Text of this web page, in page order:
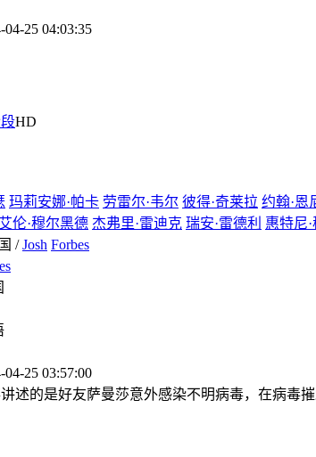
04-25 04:03:35
HD
玛莉安娜·帕卡 劳雷尔·韦尔 彼得·奇莱拉 约翰·恩
艾伦·穆尔黑德 杰弗里·雷迪克 瑞安·雷德利 惠特尼
/Josh Forbes
04-25 03:57:00
述的是好友萨曼莎意外感染不明病毒，在病毒